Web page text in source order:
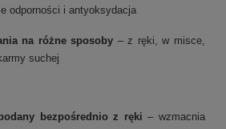
odporności i antyoksydacja
na różne sposoby – z ręki, w misce,
suchej
bezpośrednio z ręki – wzmacnia